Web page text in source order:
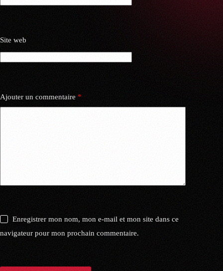
Site web
Ajouter un commentaire *
Enregistrer mon nom, mon e-mail et mon site dans ce
navigateur pour mon prochain commentaire.